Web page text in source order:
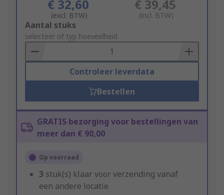
€ 32,60
(excl. BTW)
€ 39,45
(incl. BTW)
Add
to
Basket
Aantal stuks
selecteer of typ hoeveelheid
Controleer leverdata
Bestellen
GRATIS bezorging voor bestellingen van
meer dan € 90,00
Op voorraad
3 stuk(s) klaar voor verzending vanaf
een andere locatie